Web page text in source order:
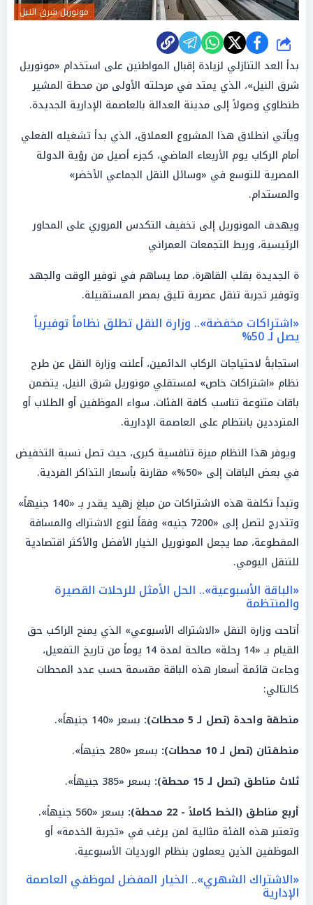
مونوريل شرق النيل
شارك
بدأ العد التنازلي لزيادة إقبال المواطنين على استخدام «مونوريل
شرق النيل»، الذي يمتد في مرحلته الأولى من محطة المشير
طنطاوي وصولاً إلى مدينة العدالة بالعاصمة الإدارية الجديدة.
ويأتي انطلاق هذا المشروع العملاق، الذي بدأ تشغيله الفعلي
أمام الركاب يوم الأربعاء الماضي، كجزء أصيل من رؤية الدولة
المصرية للتوسع في «وسائل النقل الجماعي الأخضر»
والمستدام.
ويهدف المونوريل إلى تخفيف التكدس المروري على المحاور
الرئيسية، وربط التجمعات العمراني
ة الجديدة بقلب القاهرة، مما يساهم في توفير الوقت والجهد
وتوفير تجربة تنقل عصرية تليق بمصر المستقبيلة.
«اشتراكات مخفضة».. وزارة النقل تطلق نظاماً توفيرياً
يصل لـ 50%
استجابةً لاحتياجات الركاب الدائمين، أعلنت وزارة النقل عن طرح
نظام «اشتراكات خاص» لمستقلي مونوريل شرق النيل، يتضمن
باقات متنوعة تناسب كافة الفئات، سواء الموظفين أو الطلاب أو
المترددين بانتظام على العاصمة الإدارية.
ويوفر هذا النظام ميزة تنافسية كبرى، حيث تصل نسبة التخفيض
في بعض الباقات إلى «50%» مقارنة بأسعار التذاكر الفردية.
وتبدأ تكلفة هذه الاشتراكات من مبلغ زهيد يقدر بـ «140 جنيهاً»
وتتدرج لتصل إلى «7200 جنيه» وفقاً لنوع الاشتراك والمسافة
المقطوعة، مما يجعل المونوريل الخيار الأفضل والأكثر اقتصادية
للتنقل اليومي.
«الباقة الأسبوعية».. الحل الأمثل للرحلات القصيرة
والمنتظمة
أتاحت وزارة النقل «الاشتراك الأسبوعي» الذي يمنح الراكب حق
القيام بـ «14 رحلة» صالحة لمدة 14 يوماً من تاريخ التفعيل،
وجاءت قائمة أسعار هذه الباقة مقسمة حسب عدد المحطات
كالتالي:
منطقة واحدة (تصل لـ 5 محطات):
بسعر «140 جنيهاً».
منطقتان (تصل لـ 10 محطات):
بسعر «280 جنيهاً».
ثلاث مناطق (تصل لـ 15 محطة):
بسعر «385 جنيهاً».
أربع مناطق (الخط كاملاً - 22 محطة):
بسعر «560 جنيهاً».
وتعتبر هذه الفئة مثالية لمن يرغب في «تجربة الخدمة» أو
الموظفين الذين يعملون بنظام الورديات الأسبوعية.
«الاشتراك الشهري».. الخيار المفضل لموظفي العاصمة
الإدارية